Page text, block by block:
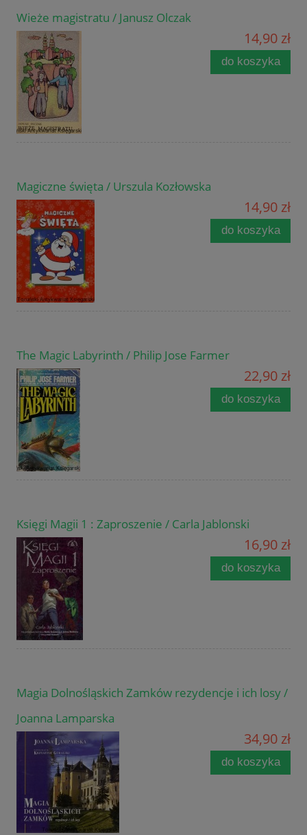
Wieże magistratu / Janusz Olczak
14,90 zł
do koszyka
Magiczne święta / Urszula Kozłowska
14,90 zł
do koszyka
The Magic Labyrinth / Philip Jose Farmer
22,90 zł
do koszyka
Księgi Magii 1 : Zaproszenie / Carla Jablonski
16,90 zł
do koszyka
Magia Dolnośląskich Zamków rezydencje i ich losy /
Joanna Lamparska
34,90 zł
do koszyka